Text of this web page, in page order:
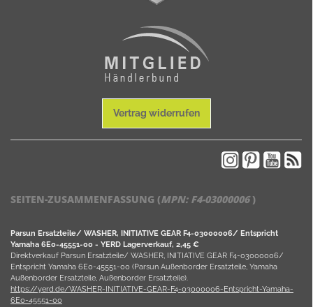
Vertrag widerrufen
SEITEN-ZUSAMMENFASSUNG (MPN: F4-03000006)
Parsun Ersatzteile/ WASHER, INITIATIVE GEAR F4-03000006/ Entspricht
Yamaha 6E0-45551-00 - YERD Lagerverkauf, 2,45 €
Direktverkauf Parsun Ersatzteile/ WASHER, INITIATIVE GEAR F4-03000006/
Entspricht Yamaha 6E0-45551-00 (Parsun Außenborder Ersatzteile, Yamaha
Außenborder Ersatzteile, Außenborder Ersatzteile).
https://yerd.de/WASHER-INITIATIVE-GEAR-F4-03000006-Entspricht-Yamaha-
6E0-45551-00